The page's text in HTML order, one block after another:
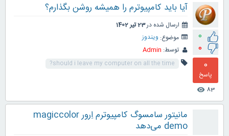
0
0
0
پاسخ
83
visibility
آیا باید کامپیوترم را همیشه روشن بگذارم؟
ارسال شده در23 تیر 1402
موضوع: ویندوز
توسط: Admin
should i leave my computer on all the time?
مانیتور سامسوگ کامپیوترم اِرور magiccolor
demo می‌دهد